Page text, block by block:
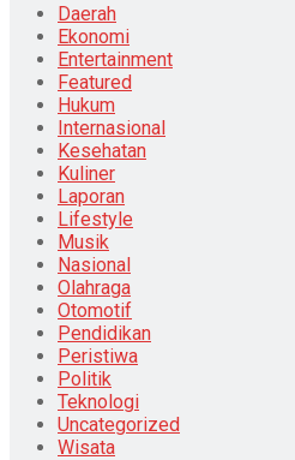
Daerah
Ekonomi
Entertainment
Featured
Hukum
Internasional
Kesehatan
Kuliner
Laporan
Lifestyle
Musik
Nasional
Olahraga
Otomotif
Pendidikan
Peristiwa
Politik
Teknologi
Uncategorized
Wisata